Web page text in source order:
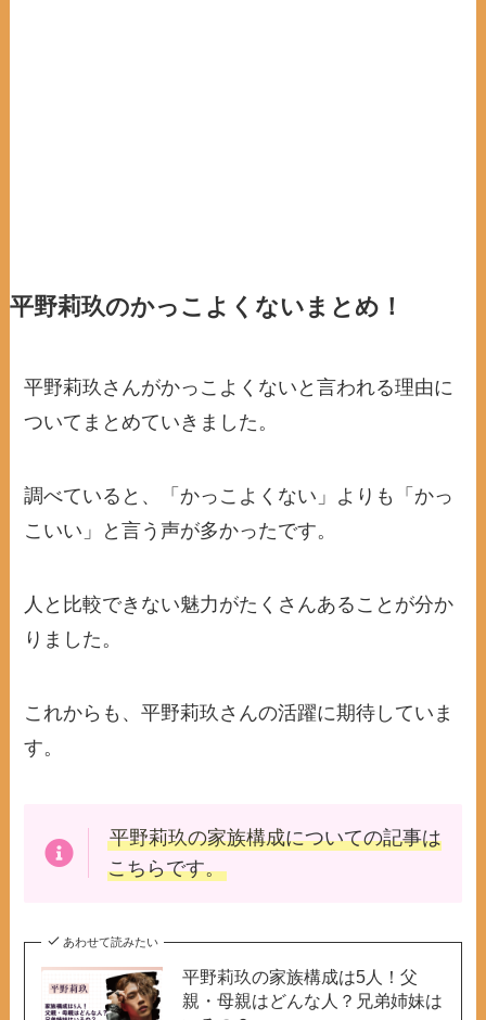
平野莉玖のかっこよくないまとめ！
平野莉玖さんがかっこよくないと言われる理由に
ついてまとめていきました。
調べていると、「かっこよくない」よりも「かっ
こいい」と言う声が多かったです。
人と比較できない魅力がたくさんあることが分か
りました。
これからも、平野莉玖さんの活躍に期待していま
す。
平野莉玖の家族構成についての記事は
こちらです。
あわせて読みたい
平野莉玖の家族構成は5人！父
親・母親はどんな人？兄弟姉妹は